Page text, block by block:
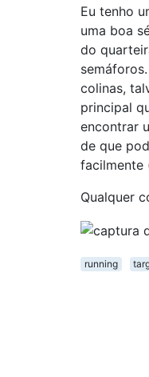
Eu tenho
uma boa
do
colinas,
principal
encontrar
de que
facilmente
Qualquer
running